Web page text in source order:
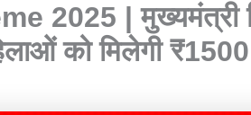
2025 | मुख्यमंत्री
को मिलेगी